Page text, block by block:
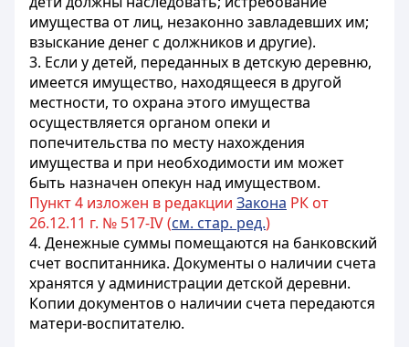
имущества от лиц, незаконно завладевших им;
взыскание денег с должников и другие).
3. Если у детей, переданных в детскую деревню,
имеется имущество, находящееся в другой
местности, то охрана этого имущества
осуществляется органом опеки и
попечительства по месту нахождения
имущества и при необходимости им может
быть назначен опекун над имуществом.
Пункт 4 изложен в редакции Закона РК от
26.12.11 г. № 517-IV (см. стар. ред.)
4. Денежные суммы помещаются на банковский
счет воспитанника. Документы о наличии счета
хранятся у администрации детской деревни.
Копии документов о наличии счета передаются
матери-воспитателю.